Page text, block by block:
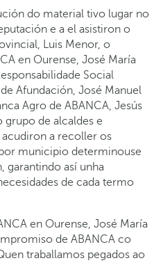
do material tivo lugar no
e a el asistiron o
Luis Menor, o
en Ourense, José María
Social
Afundación, José Manuel
Agro de ABANCA, Jesús
de alcaldes e
acudiron a recoller os
municipio determinouse
garantindo así unha
de cada termo
en Ourense, José María
de ABANCA co
traballamos pegados ao